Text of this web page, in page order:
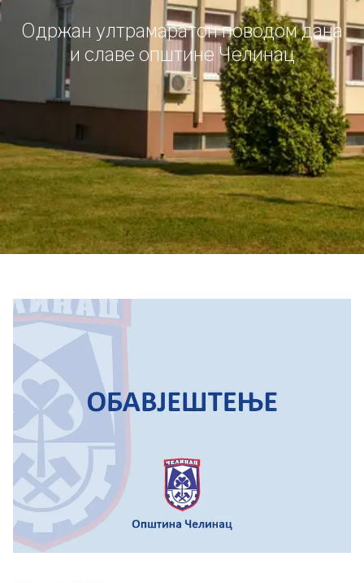
Одржан ултрамаратон поводом дана
и славе општине Челинац